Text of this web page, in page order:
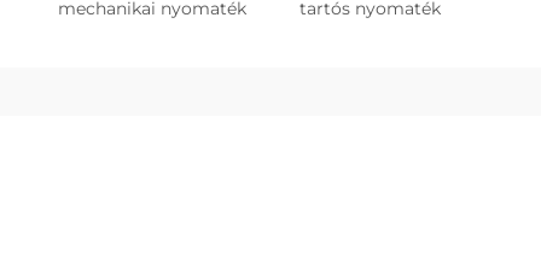
mechanikai nyomaték tartós nyomaték